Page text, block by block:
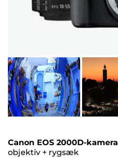
Canon EOS 2000D-kamera
objektiv + rygsæk